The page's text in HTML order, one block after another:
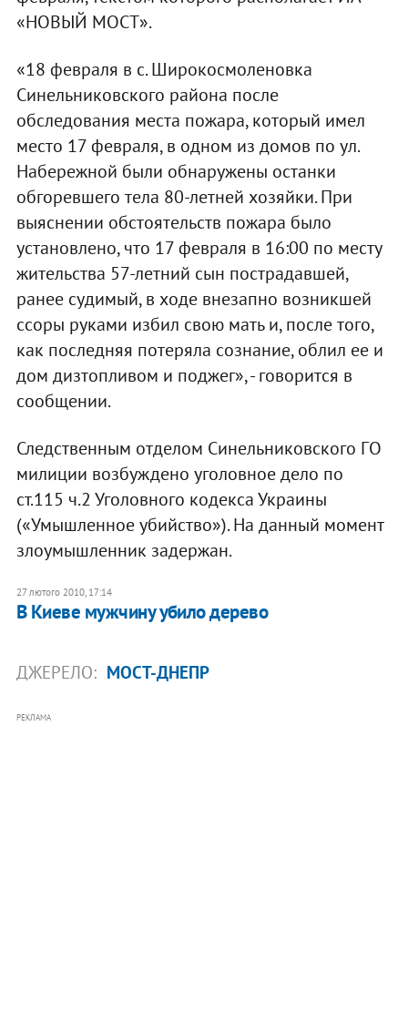
«НОВЫЙ МОСТ».
«18 февраля в с. Широкосмоленовка
Синельниковского района после
обследования места пожара, который имел
место 17 февраля, в одном из домов по ул.
Набережной были обнаружены останки
обгоревшего тела 80-летней хозяйки. При
выяснении обстоятельств пожара было
установлено, что 17 февраля в 16:00 по месту
жительства 57-летний сын пострадавшей,
ранее судимый, в ходе внезапно возникшей
ссоры руками избил свою мать и, после того,
как последняя потеряла сознание, облил ее и
дом дизтопливом и поджег», - говорится в
сообщении.
Следственным отделом Синельниковского ГО
милиции возбуждено уголовное дело по
ст.115 ч.2 Уголовного кодекса Украины
(«Умышленное убийство»). На данный момент
злоумышленник задержан.
27 лютого 2010, 17:14
В Киеве мужчину убило дерево
ДЖЕРЕЛО: МОСТ-ДНЕПР
РЕКЛАМА